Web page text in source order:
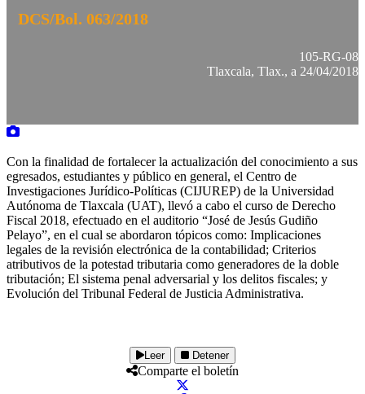
DCS/Bol. 063/2018
105-RG-08
Tlaxcala, Tlax., a 24/04/2018
Con la finalidad de fortalecer la actualización del conocimiento a sus
egresados, estudiantes y público en general, el Centro de
Investigaciones Jurídico-Políticas (CIJUREP) de la Universidad
Autónoma de Tlaxcala (UAT), llevó a cabo el curso de Derecho
Fiscal 2018, efectuado en el auditorio “José de Jesús Gudiño
Pelayo”, en el cual se abordaron tópicos como: Implicaciones
legales de la revisión electrónica de la contabilidad; Criterios
atributivos de la potestad tributaria como generadores de la doble
tributación; El sistema penal adversarial y los delitos fiscales; y
Evolución del Tribunal Federal de Justicia Administrativa.
Leer Detener
Comparte el boletín